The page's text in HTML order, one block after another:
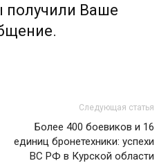
Ваше
Следующая статья
Более 400 боевиков и 16
единиц бронетехники: успехи
ВС РФ в Курской области